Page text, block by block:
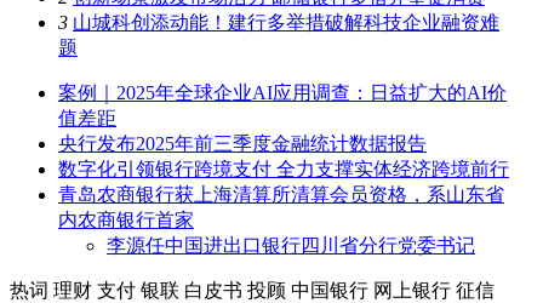
3 山城科创添动能！建行多举措破解科技企业融资难
题
案例｜2025年全球企业AI应用调查：日益扩大的AI价
值差距
央行发布2025年前三季度金融统计数据报告
数字化引领银行跨境支付 全力支撑实体经济跨境前行
青岛农商银行获上海清算所清算会员资格，系山东省
内农商银行首家
李源任中国进出口银行四川省分行党委书记
热词 理财 支付 银联 白皮书 投顾 中国银行 网上银行 征信